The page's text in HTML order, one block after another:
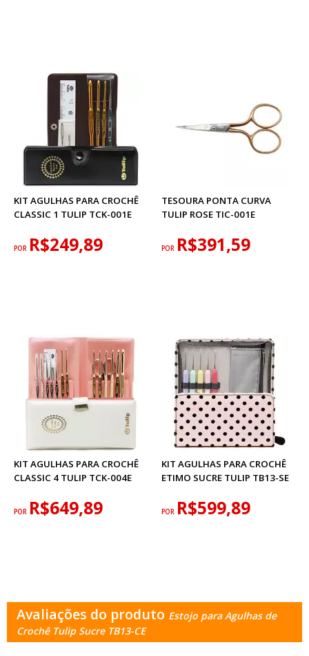
KIT AGULHAS PARA CROCHÊ
CLASSIC 1 TULIP TCK-001E
POR R$249,89
TESOURA PONTA CURVA
TULIP ROSE TIC-001E
POR R$391,59
KIT AGULHAS PARA CROCHÊ
CLASSIC 4 TULIP TCK-004E
POR R$649,89
KIT AGULHAS PARA CROCHÊ
ETIMO SUCRE TULIP TB13-SE
POR R$599,89
Avaliações do produto Estojo para Agulhas de
Crochê Tulip Sucre TB13-CE